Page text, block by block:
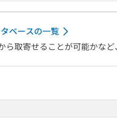
ベースの一覧
ら取寄せることが可能かなど